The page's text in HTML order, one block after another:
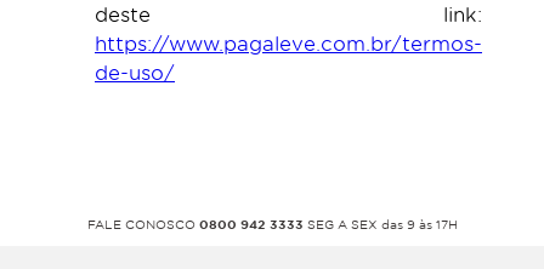
deste link:
https://www.pagaleve.com.br/termos-
de-uso/
FALE CONOSCO 0800 942 3333 SEG A SEX das 9 às 17H